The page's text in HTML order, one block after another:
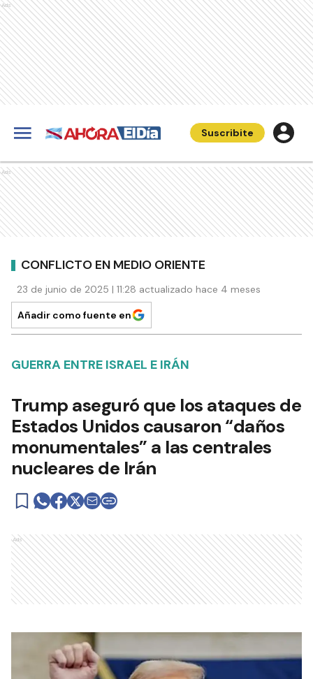
Ads
Suscribite
Ads
CONFLICTO EN MEDIO ORIENTE
23 de junio de 2025 | 11:28 actualizado hace 4 meses
Añadir como fuente en
GUERRA ENTRE ISRAEL E IRÁN
Trump aseguró que los ataques de
Estados Unidos causaron “daños
monumentales” a las centrales
nucleares de Irán
Ads